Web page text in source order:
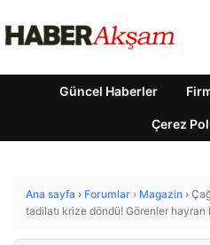
Güncel Haberler
Çerez
Ana sayfa › Forumlar › Magazin ›
tadilatı krize döndü! Görenler hayran